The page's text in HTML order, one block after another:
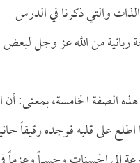
والتي ذكرنا في الدرس
ربانية من الله عز وجل لبعض
الصفة الخامسة، بمعنى: أن
على قلبه فوجده رقيقاً